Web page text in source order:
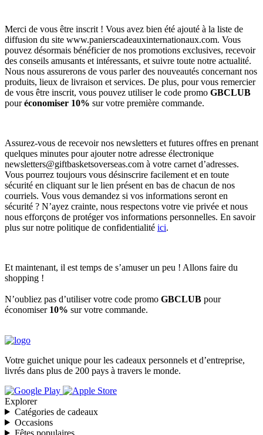
Merci de vous être inscrit ! Vous avez bien été ajouté à la liste de
diffusion du site www.panierscadeauxinternationaux.com. Vous
pouvez désormais bénéficier de nos promotions exclusives, recevoir
des conseils amusants et intéressants, et suivre toute notre actualité.
Nous nous assurerons de vous parler des nouveautés concernant nos
produits, lieux de livraison et services. De plus, pour vous remercier
de vous être inscrit, vous pouvez utiliser le code promo GBCLUB
pouréconomiser 10% sur votre première commande.
Assurez-vous de recevoir nos newsletters et futures offres en prenant
quelques minutes pour ajouter notre adresse électronique
newsletters@giftbasketsoverseas.com à votre carnet d’adresses.
Vous pourrez toujours vous désinscrire facilement et en toute
sécurité en cliquant sur le lien présent en bas de chacun de nos
courriels. Vous vous demandez si vos informations seront en
sécurité ? N’ayez crainte, nous respectons votre vie privée et nous
nous efforçons de protéger vos informations personnelles. En savoir
plus sur notre politique de confidentialité ici.
Et maintenant, il est temps de s’amuser un peu ! Allons faire du
shopping !
N’oubliez pas d’utiliser votre code promo GBCLUB pour
économiser 10% sur votre commande.
Votre guichet unique pour les cadeaux personnels et d’entreprise,
livrés dans plus de 200 pays à travers le monde.
Explorer
Catégories de cadeaux
Occasions
Fêtes populaires